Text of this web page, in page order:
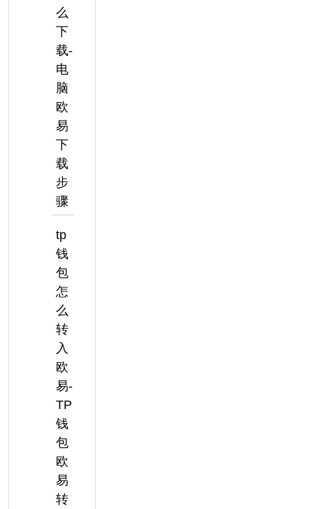
么
下
载-
电
脑
欧
易
下
载
步
骤
tp
钱
包
怎
么
转
入
欧
易-
TP
钱
包
欧
易
转